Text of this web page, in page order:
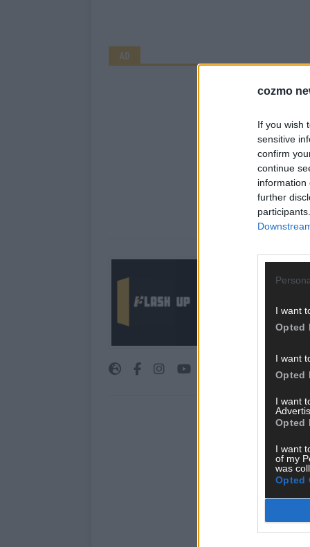
cozmo
If you wish
sensitive
confirm
continue
information
further
I want
Opted
I want
Opted
I want
Opted
I want
of my
was
Opted
AD
Über Redaktion |
Hier schreiben,
FLASH UP seht.
oder crazy Trends